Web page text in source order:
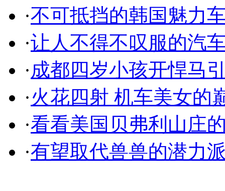
·不可抵挡的韩国魅力
·让人不得不叹服的汽
·成都四岁小孩开悍马
·火花四射 机车美女的
·看看美国贝弗利山庄
·有望取代兽兽的潜力